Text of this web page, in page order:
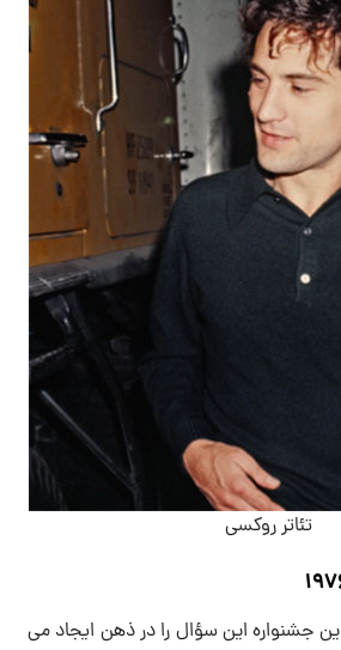
تئاتر روکسی
جشنواره این سؤال را در ذهن ایجاد می